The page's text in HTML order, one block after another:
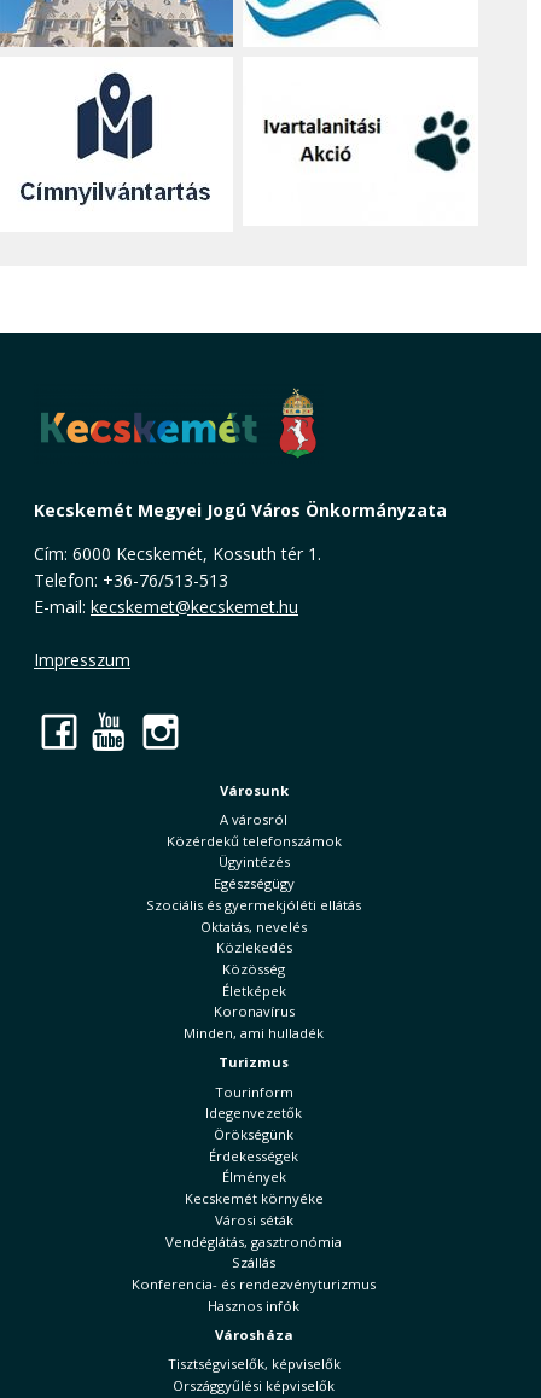
Kecskemét Megyei Jogú Város Önkormányzata
Cím: 6000 Kecskemét, Kossuth tér 1.
Telefon: +36-76/513-513
E-mail: kecskemet@kecskemet.hu
Impresszum
Facebook
YouTube
Városunk
A városról
Közérdekű telefonszámok
Ügyintézés
Egészségügy
Szociális és gyermekjóléti ellátás
Oktatás, nevelés
Közlekedés
Közösség
Életképek
Koronavírus
Minden, ami hulladék
Turizmus
Tourinform
Idegenvezetők
Örökségünk
Érdekességek
Élmények
Kecskemét környéke
Városi séták
Vendéglátás, gasztronómia
Szállás
Konferencia- és rendezvényturizmus
Hasznos infók
Városháza
Tisztségviselők, képviselők
Országgyűlési képviselők